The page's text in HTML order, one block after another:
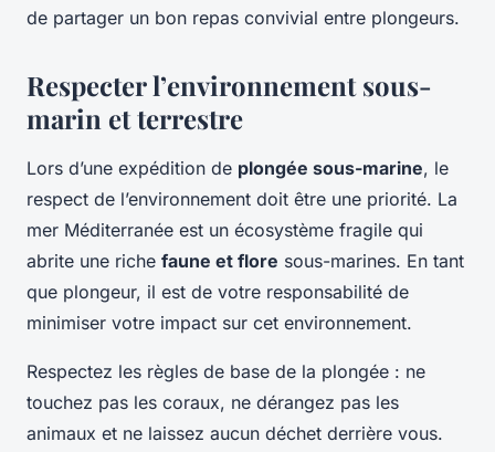
de partager un bon repas convivial entre plongeurs.
Respecter l’environnement sous-
marin et terrestre
Lors d’une expédition de plongée sous-marine, le
respect de l’environnement doit être une priorité. La
mer Méditerranée est un écosystème fragile qui
abrite une riche faune et flore sous-marines. En tant
que plongeur, il est de votre responsabilité de
minimiser votre impact sur cet environnement.
Respectez les règles de base de la plongée : ne
touchez pas les coraux, ne dérangez pas les
animaux et ne laissez aucun déchet derrière vous.